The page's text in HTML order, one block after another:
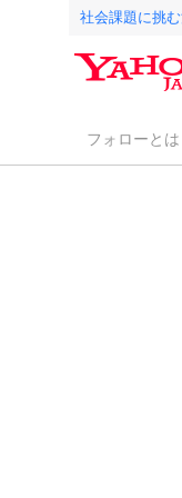
社会課題に挑
フォローとは